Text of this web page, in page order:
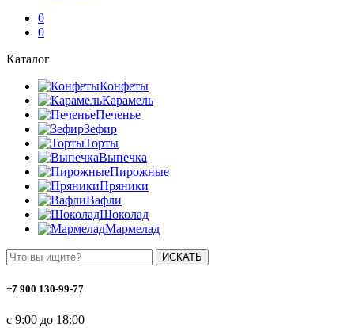
0
0
Каталог
Конфеты
Карамель
Печенье
Зефир
Торты
Выпечка
Пирожные
Пряники
Вафли
Шоколад
Мармелад
ИСКАТЬ
+7 900 130-99-77
с 9:00 до 18:00